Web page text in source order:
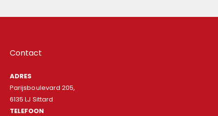
Contact
ADRES
Parijsboulevard 205,
6135 LJ Sittard
TELEFOON